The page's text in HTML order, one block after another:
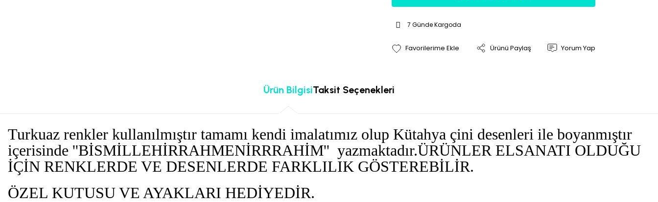
7 Günde Kargoda
Ürünü Paylaş Yorum Yap
Ürün BilgisiTaksit Seçenekleri
Turkuaz renkler kullanılmıştır tamamı kendi imalatımız olup Kütahya çini desenleri ile boyanmıştır
içerisinde ''BİSMİLLEHİRRAHMENİRRRAHİM'' yazmaktadır.ÜRÜNLER ELSANATI OLDUĞU
İÇİN RENKLERDE VE DESENLERDE FARKLILIK GÖSTEREBİLİR.
ÖZEL KUTUSU VE AYAKLARI HEDİYEDİR.